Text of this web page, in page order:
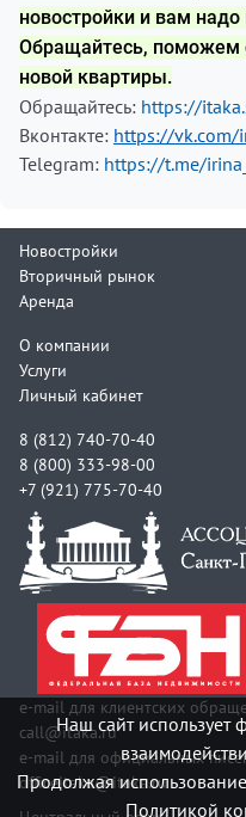
новостройки и вам надо
Обращайтесь, поможем
новой квартиры.
Обращайтесь: https://
Вконтакте: https://vk.com/
Telegram: https://t.me/
Новостройки
Вторичный рынок
Аренда
О компании
Услуги
Личный кабинет
8 (812) 740-70-40
8 (800) 333-98-00
+7 (921) 775-70-40
e-mail для клиентских
call@itaka.ru
e-mail для официальных
officeitaka@itaka.ru
Наш сайт использует
Продолжая
Политикой